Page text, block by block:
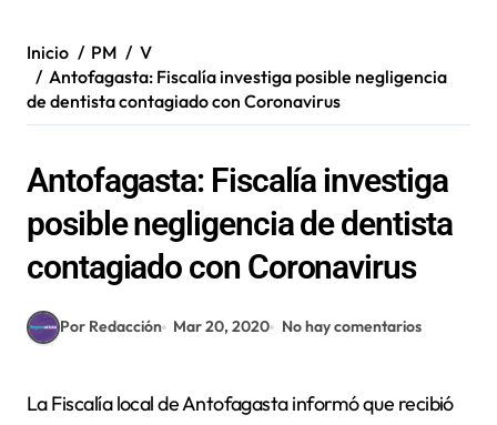
Inicio PM
V
Antofagasta: Fiscalía investiga posible negligencia
de dentista contagiado con Coronavirus
Antofagasta: Fiscalía investiga
posible negligencia de dentista
contagiado con Coronavirus
Por Redacción Mar 20, 2020 No hay comentarios
La Fiscalía local de Antofagasta informó que recibió